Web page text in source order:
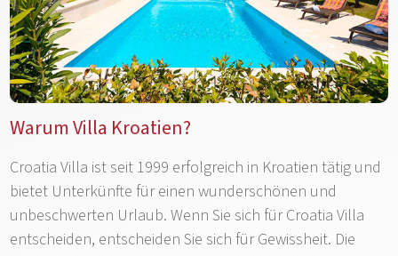
Warum Villa Kroatien?
Croatia Villa ist seit 1999 erfolgreich in Kroatien tätig und
bietet Unterkünfte für einen wunderschönen und
unbeschwerten Urlaub. Wenn Sie sich für Croatia Villa
entscheiden, entscheiden Sie sich für Gewissheit. Die